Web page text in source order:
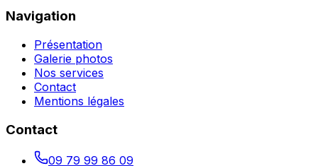
Navigation
Présentation
Galerie photos
Nos services
Contact
Mentions légales
Contact
09 79 99 86 09